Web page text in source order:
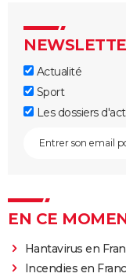
Actualité
Sport
Les dossiers
EN CE
Hantavirus en
Incendies en